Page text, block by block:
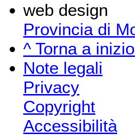
web design
Provincia di
^ Torna a
Note legali
Privacy
Copyright
Accessibilità